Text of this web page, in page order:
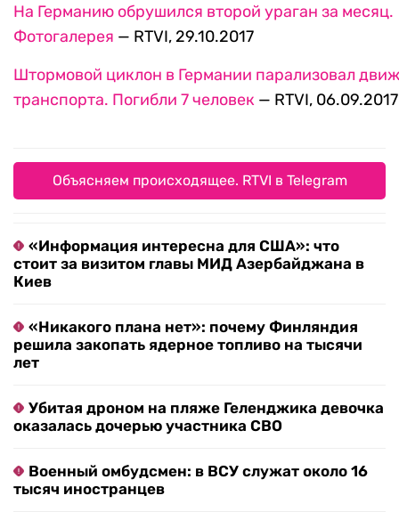
На Германию обрушился второй ураган за месяц.
Фотогалерея — RTVI, 29.10.2017
Штормовой циклон в Германии парализовал
транспорта. Погибли 7 человек — RTVI, 06.09.2017
Объясняем происходящее. RTVI в Telegram
«Информация интересна для США»: что
стоит за визитом главы МИД Азербайджана в
Киев
«Никакого плана нет»: почему Финляндия
решила закопать ядерное топливо на тысячи
лет
Убитая дроном на пляже Геленджика девочка
оказалась дочерью участника СВО
Военный омбудсмен: в ВСУ служат около 16
тысяч иностранцев